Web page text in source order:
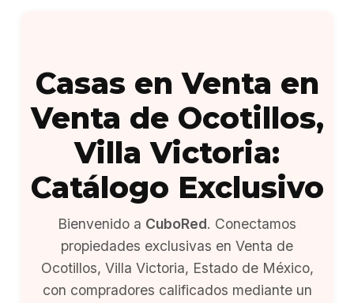
Casas en Venta en
Venta de Ocotillos,
Villa Victoria:
Catálogo Exclusivo
Bienvenido a CuboRed. Conectamos
propiedades exclusivas en Venta de
Ocotillos, Villa Victoria, Estado de México,
con compradores calificados mediante un